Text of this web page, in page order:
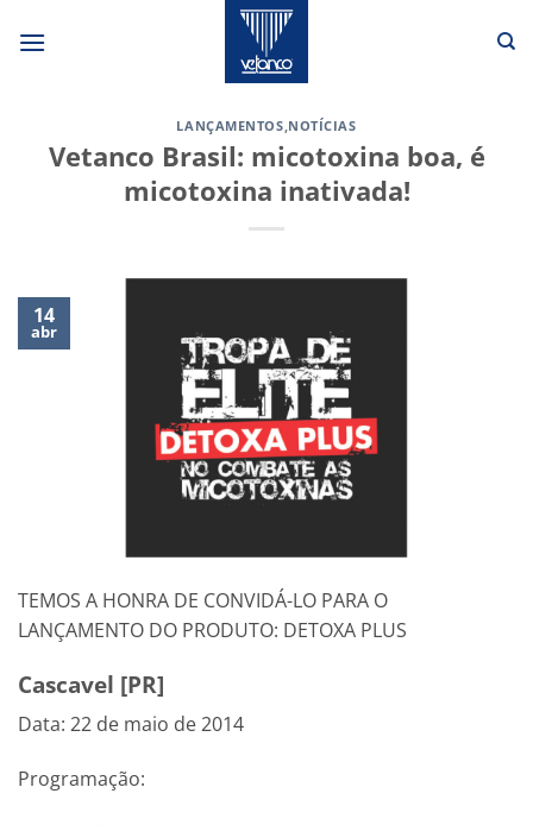
LANÇAMENTOS,NOTÍCIAS
Vetanco Brasil: micotoxina boa, é
micotoxina inativada!
14
abr
TEMOS A HONRA DE CONVIDÁ-LO PARA O
LANÇAMENTO DO PRODUTO: DETOXA PLUS
Cascavel [PR]
Data: 22 de maio de 2014
Programação: